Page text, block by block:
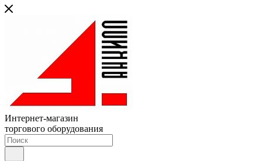
Интернет-магазин
торгового оборудования